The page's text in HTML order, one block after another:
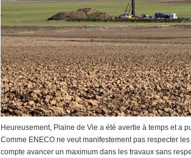
Heureusement, Plaine de Vie a été avertie à temps et a
Comme ENECO ne veut manifestement pas respecter
compte avancer un maximum dans les travaux sans